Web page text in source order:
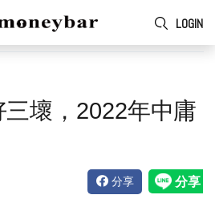
LOGIN
壞，2022年中庸
分享